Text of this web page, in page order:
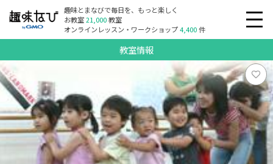
趣味とまなびで毎日を、もっと楽しく
お教室21,000教室
オンラインレッスン・ワークショップ4,400件
教室情報